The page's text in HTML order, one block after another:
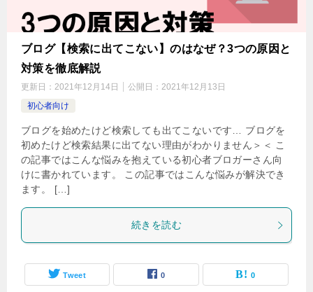
ブログ【検索に出てこない】のはなぜ？3つの原因と
対策を徹底解説
更新日： 2021年12月14日 公開日： 2021年12月13日
初心者向け
ブログを始めたけど検索しても出てこないです… ブログを
初めたけど検索結果に出てない理由がわかりません＞＜ こ
の記事ではこんな悩みを抱えている初心者ブロガーさん向
けに書かれています。 この記事ではこんな悩みが解決でき
ます。 […]
続きを読む
Tweet 0 0